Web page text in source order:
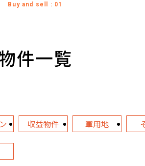
Buy and sell : 01
件一覧
収益物件 軍用地